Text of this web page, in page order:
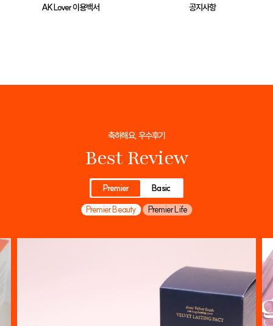
AK Lover 이용백서 공지사항
축하해요, 우수후기
Best Review
Premier
Basic
Premier Beauty
Premier Life